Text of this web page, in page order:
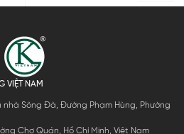
VIỆT NAM
nhà Sông Đà, Đường Phạm Hùng, Phường
Chợ Quán, Hồ Chí Minh, Việt Nam